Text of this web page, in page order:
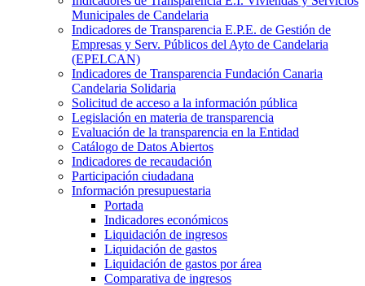
Municipales de Candelaria
Indicadores de Transparencia E.P.E. de Gestión de
Empresas y Serv. Públicos del Ayto de Candelaria
(EPELCAN)
Indicadores de Transparencia Fundación Canaria
Candelaria Solidaria
Solicitud de acceso a la información pública
Legislación en materia de transparencia
Evaluación de la transparencia en la Entidad
Catálogo de Datos Abiertos
Indicadores de recaudación
Participación ciudadana
Información presupuestaria
Portada
Indicadores económicos
Liquidación de ingresos
Liquidación de gastos
Liquidación de gastos por área
Comparativa de ingresos